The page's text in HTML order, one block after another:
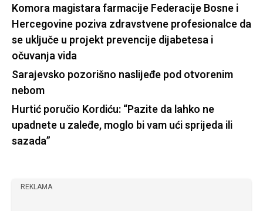
Komora magistara farmacije Federacije Bosne i
Hercegovine poziva zdravstvene profesionalce da
se uključe u projekt prevencije dijabetesa i
očuvanja vida
Sarajevsko pozorišno naslijeđe pod otvorenim
nebom
Hurtić poručio Kordiću: “Pazite da lahko ne
upadnete u zaleđe, moglo bi vam ući sprijeda ili
sazada”
REKLAMA